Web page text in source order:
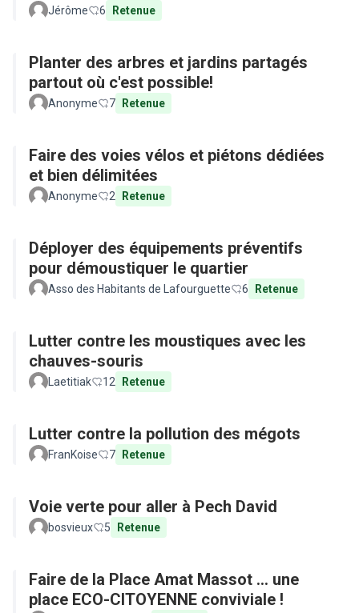
Jérôme 6 Retenue
Planter des arbres et jardins partagés
partout où c'est possible!
Anonyme 7 Retenue
Faire des voies vélos et piétons dédiées
et bien délimitées
Anonyme 2 Retenue
Déployer des équipements préventifs
pour démoustiquer le quartier
Asso des Habitants de Lafourguette 6 Retenue
Lutter contre les moustiques avec les
chauves-souris
Laetitiak 12 Retenue
Lutter contre la pollution des mégots
FranKoise 7 Retenue
Voie verte pour aller à Pech David
bosvieux 5 Retenue
Faire de la Place Amat Massot ... une
place ECO-CITOYENNE conviviale !